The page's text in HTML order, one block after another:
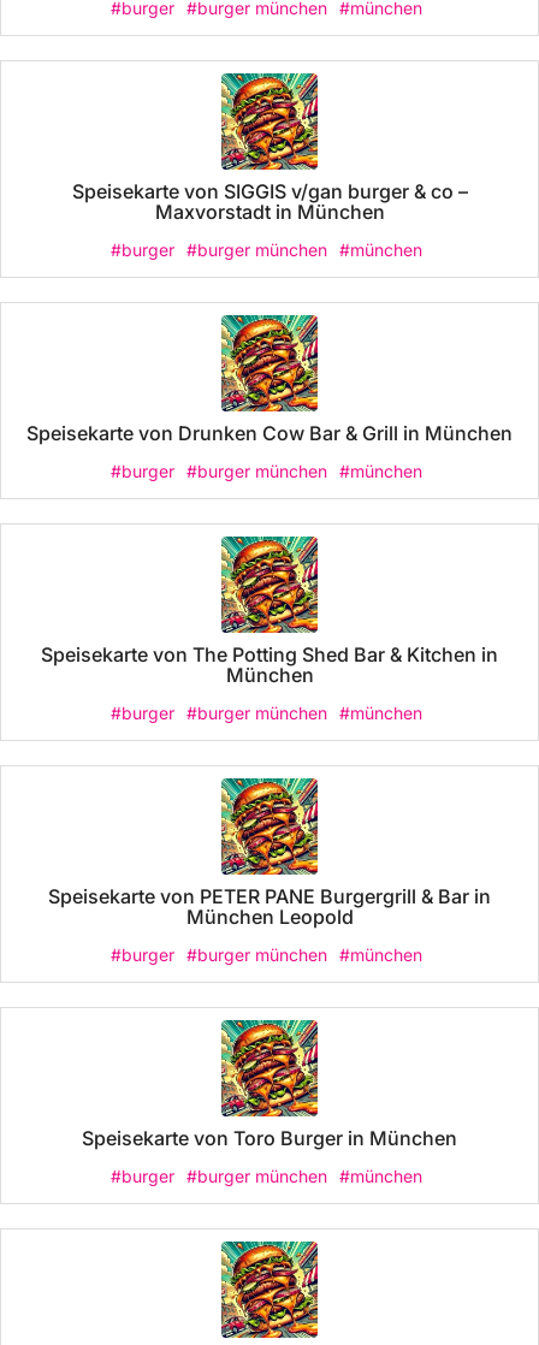
#burger #burger münchen #münchen
Speisekarte von SIGGIS v/gan burger & co –
Maxvorstadt in München
#burger #burger münchen #münchen
Speisekarte von Drunken Cow Bar & Grill in München
#burger #burger münchen #münchen
Speisekarte von The Potting Shed Bar & Kitchen in
München
#burger #burger münchen #münchen
Speisekarte von PETER PANE Burgergrill & Bar in
München Leopold
#burger #burger münchen #münchen
Speisekarte von Toro Burger in München
#burger #burger münchen #münchen